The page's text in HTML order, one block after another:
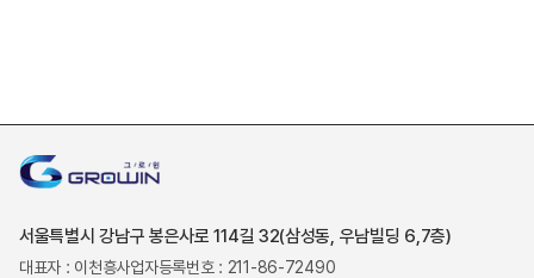
서울특별시 강남구 봉은사로 114길 32(삼성동, 우남빌딩 6,7층)
대표자 : 이천흥사업자등록번호 : 211-86-72490